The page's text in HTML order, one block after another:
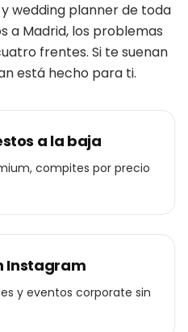
wedding plannerde toda
a Madrid, los problemas
frentes. Si te suenan
está hecho para ti.
a la baja
compites por precio
Instagram
y eventos corporate sin